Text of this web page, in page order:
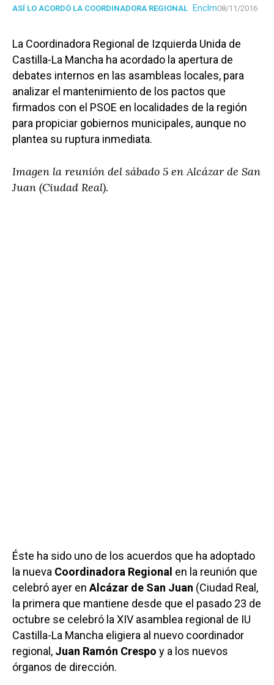
ASÍ LO ACORDÓ LA COORDINADORA REGIONAL Enclm08/11/2016
La Coordinadora Regional de Izquierda Unida de
Castilla-La Mancha ha acordado la apertura de
debates internos en las asambleas locales, para
analizar el mantenimiento de los pactos que
firmados con el PSOE en localidades de la región
para propiciar gobiernos municipales, aunque no
plantea su ruptura inmediata.
Imagen la reunión del sábado 5 en Alcázar de San
Juan (Ciudad Real).
Éste ha sido uno de los acuerdos que ha adoptado
la nueva Coordinadora Regional en la reunión que
celebró ayer enAlcázar de San Juan (Ciudad Real,
la primera que mantiene desde que el pasado 23 de
octubre se celebró la XIV asamblea regional de IU
Castilla-La Mancha eligiera al nuevo coordinador
regional, Juan Ramón Crespo y a los nuevos
órganos de dirección.